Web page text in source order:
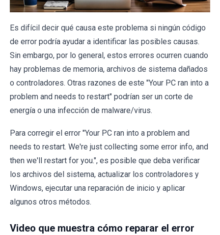
Es difícil decir qué causa este problema si ningún código
de error podría ayudar a identificar las posibles causas.
Sin embargo, por lo general, estos errores ocurren cuando
hay problemas de memoria, archivos de sistema dañados
o controladores. Otras razones de este "Your PC ran into a
problem and needs to restart" podrían ser un corte de
energía o una infección de malware/virus.
Para corregir el error "Your PC ran into a problem and
needs to restart. We're just collecting some error info, and
then we'll restart for you.", es posible que deba verificar
los archivos del sistema, actualizar los controladores y
Windows, ejecutar una reparación de inicio y aplicar
algunos otros métodos.
Video que muestra cómo reparar el error